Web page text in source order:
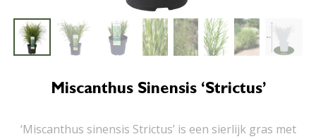
Miscanthus Sinensis ‘Strictus’
‘Miscanthus sinensis Strictus’ is een sierlijk gras met